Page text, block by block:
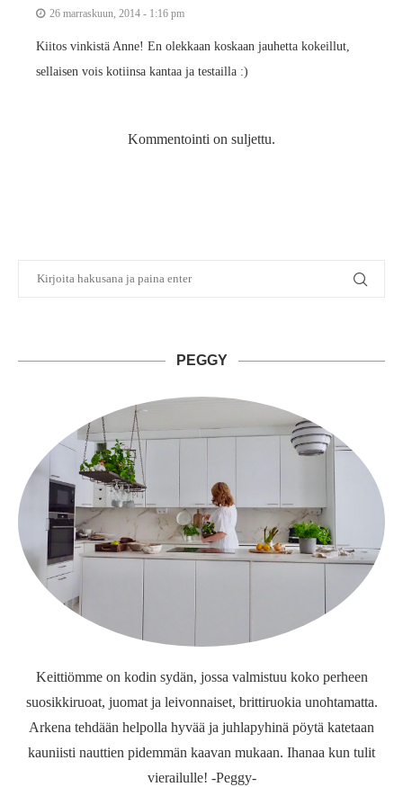
26 marraskuun, 2014 - 1:16 pm
Kiitos vinkistä Anne! En olekkaan koskaan jauhetta kokeillut,
sellaisen vois kotiinsa kantaa ja testailla :)
Kommentointi on suljettu.
PEGGY
Keittiömme on kodin sydän, jossa valmistuu koko perheen
suosikkiruoat, juomat ja leivonnaiset, brittiruokia unohtamatta.
Arkena tehdään helpolla hyvää ja juhlapyhinä pöytä katetaan
kauniisti nauttien pidemmän kaavan mukaan. Ihanaa kun tulit
vierailulle! -Peggy-